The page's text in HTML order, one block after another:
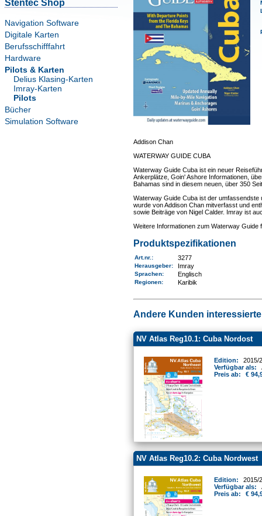
Stentec Shop
Navigation Software
Digitale Karten
Berufsschifffahrt
Hardware
Pilots & Karten
Delius Klasing-Karten
Imray-Karten
Pilots
Bücher
Simulation Software
Addison Chan
WATERWAY GUIDE CUBA
Waterway Guide Cuba ist ein neuer
Ankerplätze, Goin' Ashore Informationen,
Bahamas sind in diesem neuen, über 350
Waterway Guide Cuba ist der
wurde von Addison Chan mitverfasst und
sowie Beiträge von Nigel Calder. Imray ist
Weitere Informationen zum Waterway
Produktspezifikationen
Art.nr. : 3277
Herausgeber: Imray
Sprachen: Englisch
Regionen: Karibik
Andere Kunden
NV Atlas Reg10.1: Cuba Nordost
Edition:
2015/
Verfügbar als:
Preis ab:
€
NV Atlas Reg10.2: Cuba Nordwest
Edition:
2015/
Verfügbar als:
Preis ab:
€